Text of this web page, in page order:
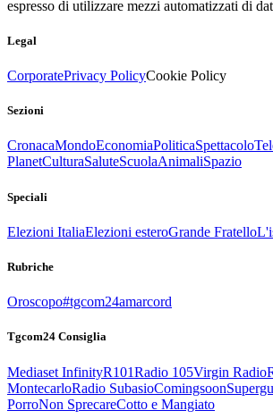
espresso di utilizzare mezzi automatizzati di
Legal
CorporatePrivacy PolicyCookie Policy
Sezioni
CronacaMondoEconomiaPoliticaSpettacolo
PlanetCulturaSaluteScuolaAnimaliSpazio
Speciali
Elezioni ItaliaElezioni esteroGrande Fratello
Rubriche
Oroscopo#tgcom24amarcord
Tgcom24 Consiglia
Mediaset InfinityR101Radio 105Virgin Radio
MontecarloRadio SubasioComingsoon
PorroNon SprecareCotto e Mangiato